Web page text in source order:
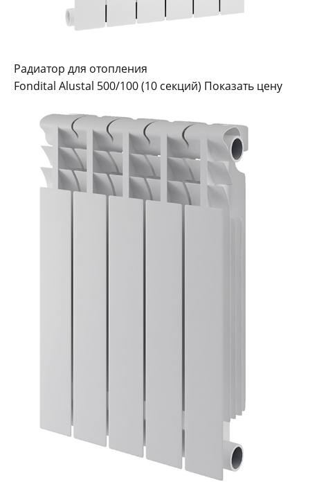
Радиатор для отопления
Fondital Alustal 500/100 (10 секций) Показать цену